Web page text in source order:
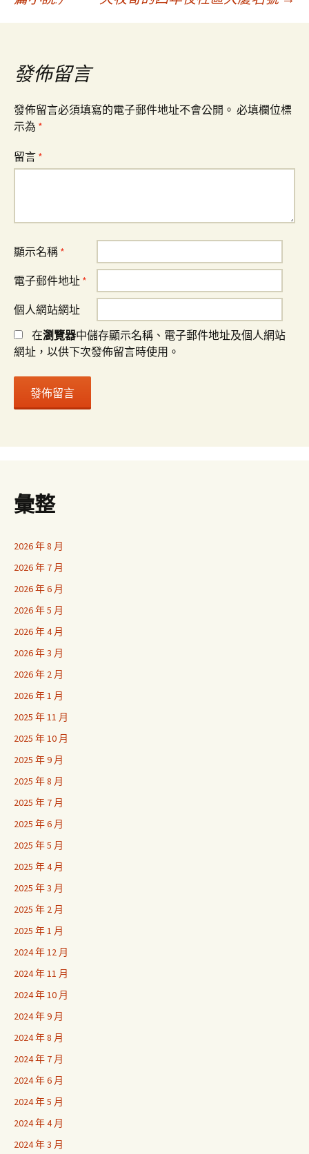
章
導
覽
發佈留言
發佈留言必須填寫的電子郵件地址不會公開。 必填欄位標
示為 *
留言 *
顯示名稱 *
電子郵件地址 *
個人網站網址
在瀏覽器中儲存顯示名稱、電子郵件地址及個人網站
網址，以供下次發佈留言時使用。
彙整
2026 年 8 月
2026 年 7 月
2026 年 6 月
2026 年 5 月
2026 年 4 月
2026 年 3 月
2026 年 2 月
2026 年 1 月
2025 年 11 月
2025 年 10 月
2025 年 9 月
2025 年 8 月
2025 年 7 月
2025 年 6 月
2025 年 5 月
2025 年 4 月
2025 年 3 月
2025 年 2 月
2025 年 1 月
2024 年 12 月
2024 年 11 月
2024 年 10 月
2024 年 9 月
2024 年 8 月
2024 年 7 月
2024 年 6 月
2024 年 5 月
2024 年 4 月
2024 年 3 月